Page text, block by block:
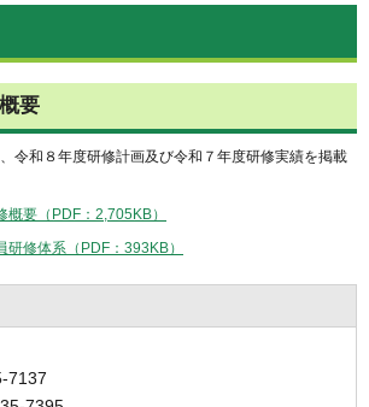
要
令和８年度研修計画及び令和７年度研修実績を掲載
概要（PDF：2,705KB）
研修体系（PDF：393KB）
7137